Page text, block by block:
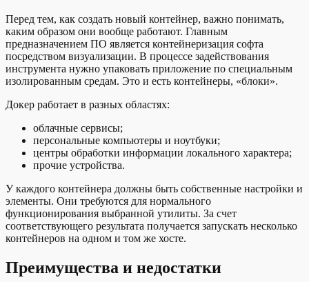
Перед тем, как создать новый контейнер, важно понимать,
каким образом они вообще работают. Главным
предназначением ПО является контейнеризация софта
посредством визуализации. В процессе задействования
инструмента нужно упаковать приложение по специальным
изолированным средам. Это и есть контейнеры, «блоки».
Докер работает в разных областях:
облачные сервисы;
персональные компьютеры и ноутбуки;
центры обработки информации локального характера;
прочие устройства.
У каждого контейнера должны быть собственные настройки и
элементы. Они требуются для нормального
функционирования выбранной утилиты. За счет
соответствующего результата получается запускать несколько
контейнеров на одном и том же хосте.
Преимущества и недостатки